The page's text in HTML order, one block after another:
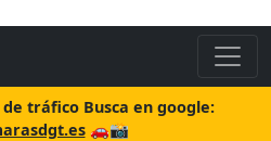
tráfico Busca en google:
🚗📸